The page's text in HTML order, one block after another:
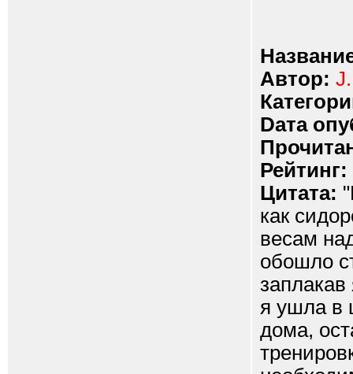
Автор:
Dата
Рейтинг:
Цитата:
как
весам
обошло
я ушла в
дома,